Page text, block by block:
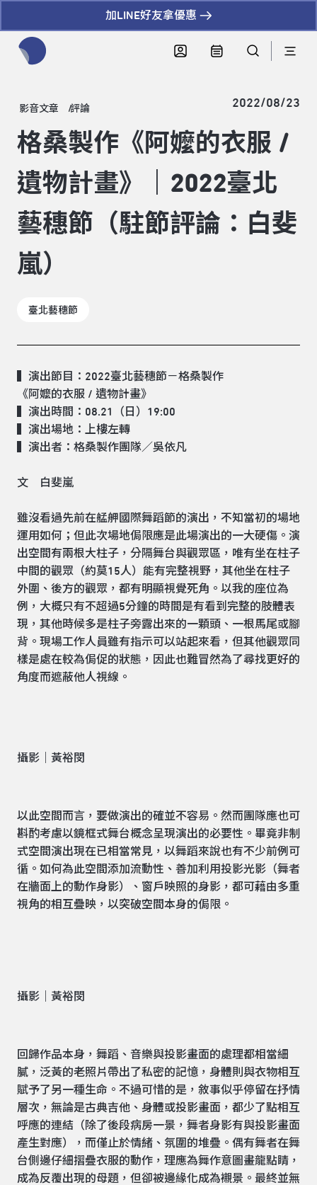
加LINE好友拿優惠
影音文章 評論 2022/08/23
格桑製作《阿嬤的衣服 /
遺物計畫》｜2022臺北
藝穗節（駐節評論：白斐
嵐）
臺北藝穗節
▍演出節目：2022臺北藝穗節－格桑製作
《阿嬤的衣服 / 遺物計畫》
▍演出時間：08.21（日）19:00
▍演出場地：上樓左轉
▍演出者：格桑製作團隊／吳依凡
文 白斐嵐
雖沒看過先前在艋舺國際舞蹈節的演出，不知當初的場地
運用如何；但此次場地侷限應是此場演出的一大硬傷。演
出空間有兩根大柱子，分隔舞台與觀眾區，唯有坐在柱子
中間的觀眾（約莫15人）能有完整視野，其他坐在柱子
外圍、後方的觀眾，都有明顯視覺死角。以我的座位為
例，大概只有不超過5分鐘的時間是有看到完整的肢體表
現，其他時候多是柱子旁露出來的一顆頭、一根馬尾或腳
背。現場工作人員雖有指示可以站起來看，但其他觀眾同
樣是處在較為侷促的狀態，因此也難冒然為了尋找更好的
角度而遮蔽他人視線。
攝影｜黃裕閔
以此空間而言，要做演出的確並不容易。然而團隊應也可
斟酌考慮以鏡框式舞台概念呈現演出的必要性。畢竟非制
式空間演出現在已相當常見，以舞蹈來說也有不少前例可
循。如何為此空間添加流動性、善加利用投影光影（舞者
在牆面上的動作身影）、窗戶映照的身影，都可藉由多重
視角的相互疊映，以突破空間本身的侷限。
攝影｜黃裕閔
回歸作品本身，舞蹈、音樂與投影畫面的處理都相當細
膩，泛黃的老照片帶出了私密的記憶，身體則與衣物相互
賦予了另一種生命。不過可惜的是，敘事似乎停留在抒情
層次，無論是古典吉他、身體或投影畫面，都少了點相互
呼應的連結（除了後段病房一景，舞者身影有與投影畫面
產生對應），而僅止於情緒、氛圍的堆疊。偶有舞者在舞
台側邊仔細摺疊衣服的動作，理應為舞作意圖畫龍點睛，
成為反覆出現的母題，但卻被邊緣化成為襯景。最終並無